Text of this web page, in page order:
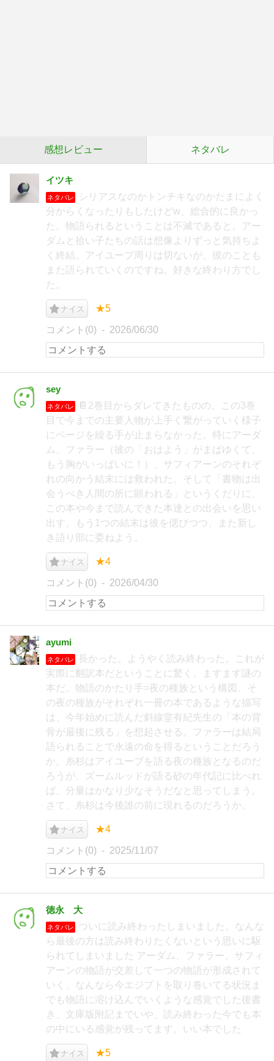
感想レビュー ネタバレ
イツキ
ネタバレ
シリアスなのかトンチキなのかたまによく
分からくなったりもしたけどw、総合的に良かっ
た。物語られるということは不滅であると。アー
ダムと拾い子たちの話は想像よりずっと気持ちよ
く終結。アイユーブ周りは切ないが、彼のことも
また語られていくのですね。好きな終わり方でし
た。
ナイス ★5
コメント(0) 2026/06/30
sey
ネタバレ
📔2巻目からダレてきたものの、この3巻
目で今までの主要人物が上手く繋がっていく様子
にページを繰る手が止まらなかった。特にアーダ
ム、ファラー（彼の「おはよう」がまばゆくて、
もう胸がいっぱいに！）、サフィアーンのそれぞ
れの向かう結末には救われた。そして「書物は出
会うべき人間の所に顕われる」というくだりに、
この本や今まで読んできた本達との出会いを思い
出す。もう1つの結末は彼を偲びつつ、また新し
き語り部に委ねよう。
ナイス ★4
コメント(0) 2026/04/30
ayumi
ネタバレ
長かった。ようやく読み終わった。これが
実際に翻訳本だということに驚く。ますます謎の
本だ。物語のかたり手=夜の種族という構図、そ
の夜の種族がそれぞれ一冊の本であるような描写
は、今年始めに読んだ斜線堂有紀先生の「本の背
骨が最後に残る」を想起させる。ファラーは結局
語られることで永遠の命を得るということだろう
か。糸杉はアイユーブを語る夜の種族となるのだ
ろうが、ズームルッドが語る砂の年代記に比べれ
ば、分量はかなり少なそうだなと思ってしまう。
さて、糸杉は今後誰の前に現れるのだろうか。
ナイス ★4
コメント(0) 2025/11/07
徳永 大
ネタバレ
ついに読み終わったしまいました。なんな
ら最後の方は読み終わりたくないという思いに駆
られてしまいました アーダム、ファラー、サフィ
アーンの物語が交差して一つの物語が形成されて
いく、なんなら今エジプトを取り巻いてる状況ま
でも物語に溶け込んでいくような感覚でした後書
き、文庫版附記までいや、読み終わった今でも本
の中にいる感覚が残ってます。いい本でした
ナイス ★5